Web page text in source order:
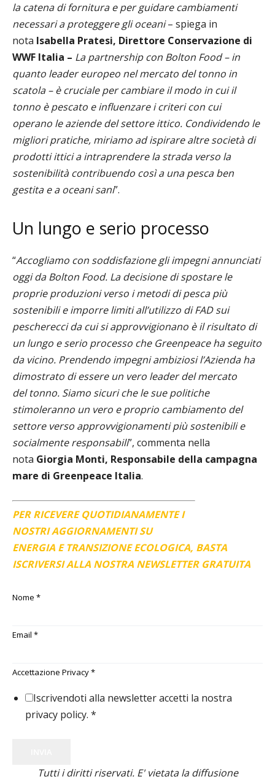
la catena di fornitura e per guidare cambiamenti
necessari a proteggere gli oceani– spiega in
nota Isabella Pratesi, Direttore Conservazione di
WWF Italia – La partnership con Bolton Food – in
quanto leader europeo nel mercato del tonno in
scatola – è cruciale per cambiare il modo in cui il
tonno è pescato e influenzare i criteri con cui
operano le aziende del settore ittico. Condividendo le
migliori pratiche, miriamo ad ispirare altre società di
prodotti ittici a intraprendere la strada verso la
sostenibilità contribuendo così a una pesca ben
gestita e a oceani sani”.
Un lungo e serio processo
“Accogliamo con soddisfazione gli impegni annunciati
oggi da Bolton Food. La decisione di spostare le
proprie produzioni verso i metodi di pesca più
sostenibili e imporre limiti all’utilizzo di FAD sui
pescherecci da cui si approvvigionano è il risultato di
un lungo e serio processo che Greenpeace ha seguito
da vicino. Prendendo impegni ambiziosi l’Azienda ha
dimostrato di essere un vero leader del mercato
del tonno. Siamo sicuri che le sue politiche
stimoleranno un vero e proprio cambiamento del
settore verso approvvigionamenti più sostenibili e
socialmente responsabili”, commenta nella
nota Giorgia Monti, Responsabile della campagna
mare di Greenpeace Italia.
PER RICEVERE QUOTIDIANAMENTE I
NOSTRI AGGIORNAMENTI SU
ENERGIA E TRANSIZIONE ECOLOGICA, BASTA
ISCRIVERSI ALLA NOSTRA NEWSLETTER GRATUITA
Nome *
Email *
Accettazione Privacy*
Iscrivendoti alla newsletter accetti la nostra
privacy policy. *
Tutti i diritti riservati. E' vietata la diffusione